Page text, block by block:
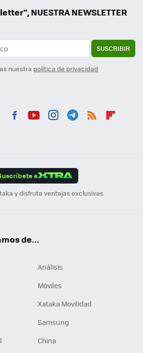
NUESTRA NEWSLETTER
SUSCRIBIR
nuestra política de privacidad
a
y disfruta ventajas exclusivas
de...
Análisis
Móviles
Xataka Movilidad
Samsung
China